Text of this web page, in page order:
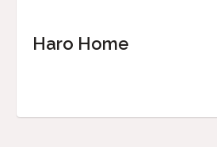
Haro Home